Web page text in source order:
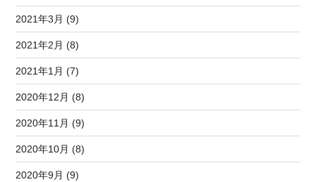
2021年3月 (9)
2021年2月 (8)
2021年1月 (7)
2020年12月 (8)
2020年11月 (9)
2020年10月 (8)
2020年9月 (9)